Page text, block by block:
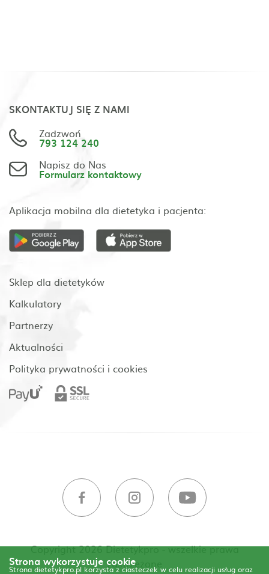
SKONTAKTUJ SIĘ Z NAMI
Zadzwoń
793 124 240
Napisz do Nas
Formularz kontaktowy
Aplikacja mobilna dla dietetyka i pacjenta:
Sklep dla dietetyków
Kalkulatory
Partnerzy
Aktualności
Polityka prywatności i cookies
Copyright 2026 Dietetykpro - wszelkie prawa
zastrzeżone
Strona wykorzystuje cookie
Strona dietetykpro.pl korzysta z ciasteczek w celu realizacji usług oraz